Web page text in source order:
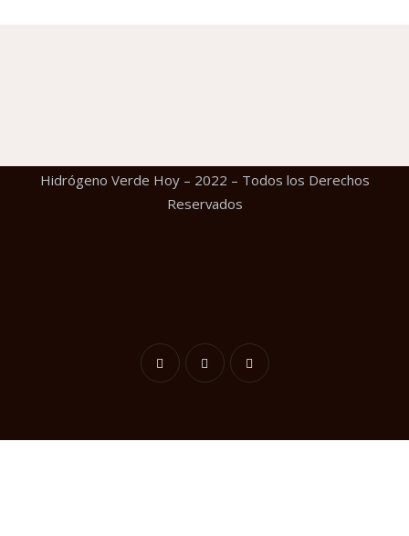
Hidrógeno Verde Hoy – 2022 – Todos los Derechos
Reservados